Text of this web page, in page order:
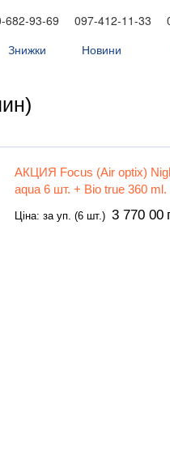
682-93-69 097-412-11-33
Знижки
Новини
АКЦИЯ Focus (Air optix)
aqua 6 шт. + Bio true 360 ml.
Ціна: за уп. (6 шт.) 3 770 00